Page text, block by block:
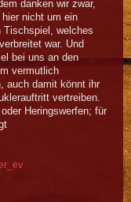
danken wir zwar,
nicht um ein
Tischspiel, welches
war. Und
bei uns an den
vermutlich
auch damit könnt ihr
vertreiben.
Heringswerfen; für